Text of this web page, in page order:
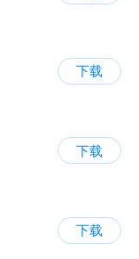
下载
下载
下载